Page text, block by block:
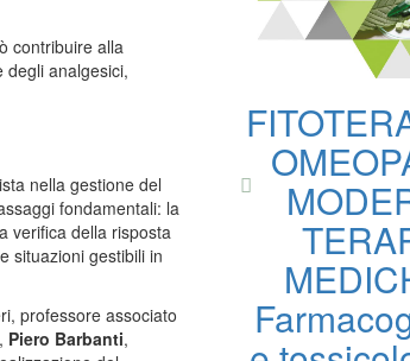
contribuire alla
degli analgesici,
nella gestione del
fondamentali: la
verifica della risposta
situazioni gestibili in
professore associato
, Piero Barbanti,